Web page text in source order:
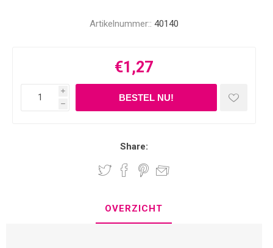
Artikelnummer:: 40140
€1,27
i
h
Share:
OVERZICHT